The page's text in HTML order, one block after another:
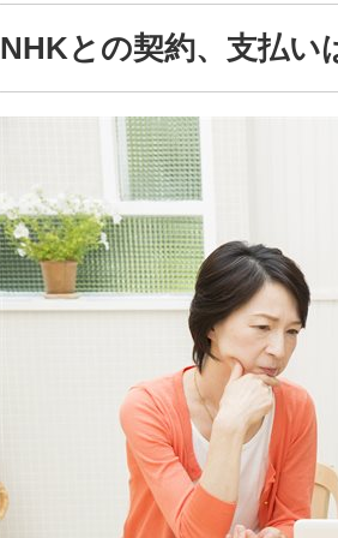
NHKとの契約、支払い